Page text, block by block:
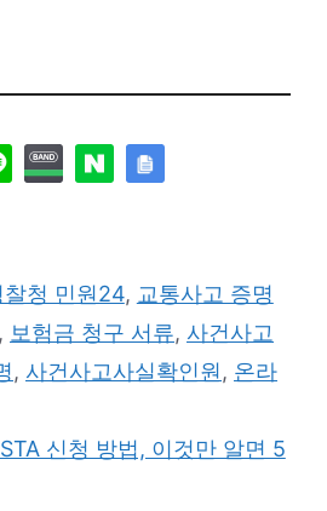
찰청 민원24, 교통사고 증명
, 보험금 청구 서류, 사건사고
, 사건사고사실확인원, 온라
신청 방법, 이것만 알면 5